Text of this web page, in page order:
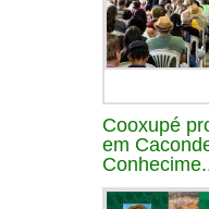
Cooxupé
em